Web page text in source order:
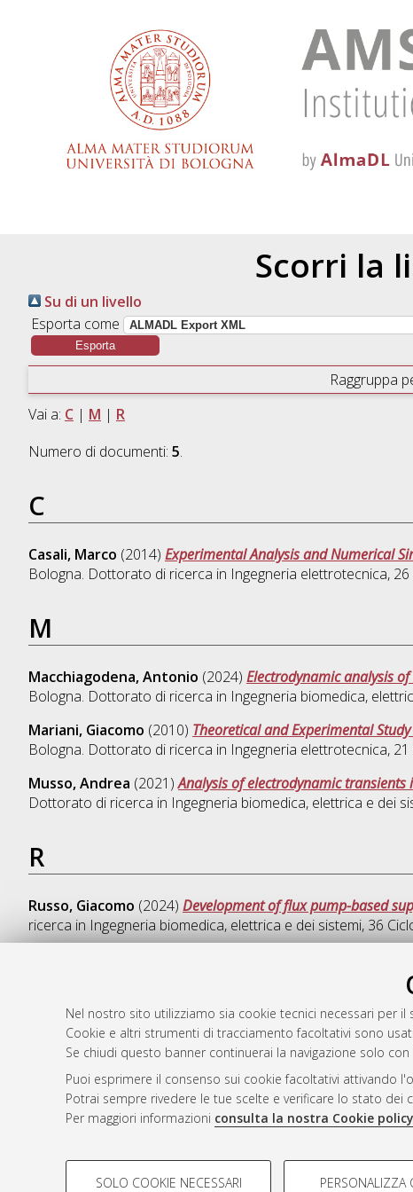
Nel nostro sito utilizziamo sia cookie tecnici necessari per
Cookie e altri strumenti di tracciamento facoltativi sono
Se chiudi questo banner continuerai la navigazione solo
Puoi esprimere il consenso sui cookie facoltativi attivando
Potrai sempre rivedere le tue scelte e verificare lo stato
Per maggiori informazioni consulta la nostra Cookie policy
COOKIE DI PROFILAZIONE - FACOLTATIVI
SOLO COOKIE NECESSARI PERSONALIZZA
Scorri la
Su di un livello
Esporta come
Raggruppa
Vai a: C| M | R
Numero di documenti: 5.
C
Casali, Marco (2014) Experimental Analysis and Numerical
Bologna. Dottorato di ricerca in Ingegneria elettrotecnica,
M
Macchiagodena, Antonio (2024) Electrodynamic analysis
Bologna. Dottorato di ricerca in Ingegneria biomedica,
Mariani, Giacomo (2010) Theoretical and Experimental
Bologna. Dottorato di ricerca in Ingegneria elettrotecnica,
Musso, Andrea (2021)Analysis of electrodynamic
Dottorato di ricerca in Ingegneria biomedica, elettrica e dei
R
Russo, Giacomo (2024) Development of flux pump-based
ricerca in Ingegneria biomedica, elettrica e dei sistemi, 36
Atom
Rss 1.0
Rss 2.0
AMS
ISSN: 2038-
Servizio
Impostazioni
Informativa
Condizioni